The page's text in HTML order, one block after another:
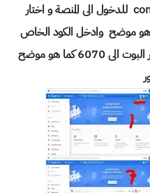
بعد ذلك اضغط على كلمة conseole للدخول الى المنصة و اختار
هو موضح وادخل الكود الخاص
بالنظام وبعد انتهاء التحميل قم بتغير البوت الى 6070 كما هو موضح